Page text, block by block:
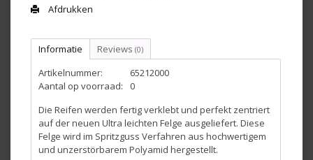
Afdrukken
Informatie Reviews (0)
Artikelnummer:
65212000
Aantal op voorraad:
0
Die Reifen werden fertig verklebt und perfekt zentriert
auf der neuen Ultra leichten Felge ausgeliefert. Diese
Felge wird im Spritzguss Verfahren aus hochwertigem
und unzerstörbarem Polyamid hergestellt.